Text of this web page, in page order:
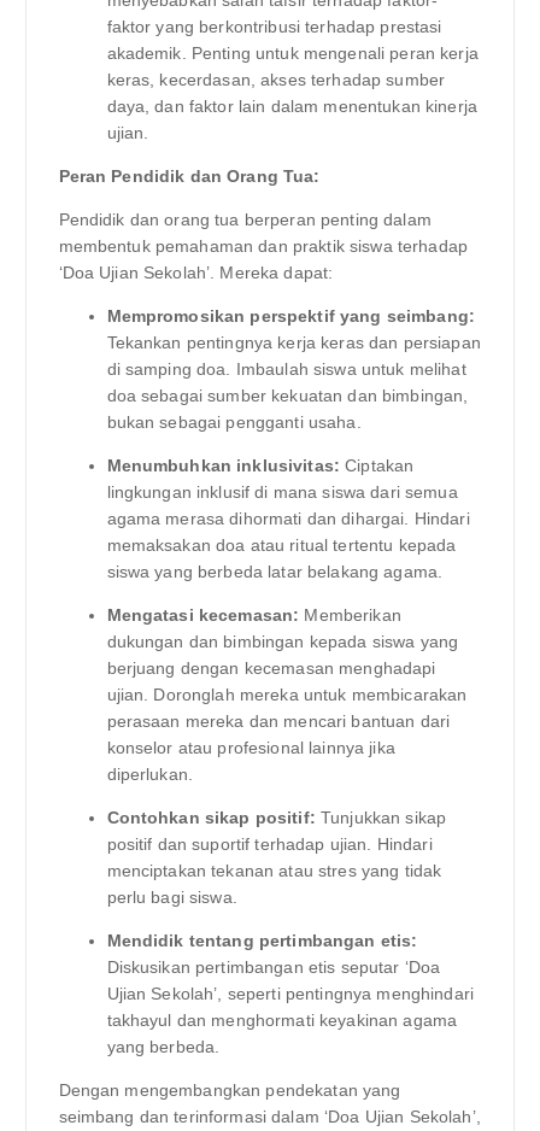
faktor yang berkontribusi terhadap prestasi
akademik. Penting untuk mengenali peran kerja
keras, kecerdasan, akses terhadap sumber
daya, dan faktor lain dalam menentukan kinerja
ujian.
Peran Pendidik dan Orang Tua:
Pendidik dan orang tua berperan penting dalam
membentuk pemahaman dan praktik siswa terhadap
‘Doa Ujian Sekolah’. Mereka dapat:
Mempromosikan perspektif yang seimbang:
Tekankan pentingnya kerja keras dan persiapan
di samping doa. Imbaulah siswa untuk melihat
doa sebagai sumber kekuatan dan bimbingan,
bukan sebagai pengganti usaha.
Menumbuhkan inklusivitas: Ciptakan
lingkungan inklusif di mana siswa dari semua
agama merasa dihormati dan dihargai. Hindari
memaksakan doa atau ritual tertentu kepada
siswa yang berbeda latar belakang agama.
Mengatasi kecemasan: Memberikan
dukungan dan bimbingan kepada siswa yang
berjuang dengan kecemasan menghadapi
ujian. Doronglah mereka untuk membicarakan
perasaan mereka dan mencari bantuan dari
konselor atau profesional lainnya jika
diperlukan.
Contohkan sikap positif: Tunjukkan sikap
positif dan suportif terhadap ujian. Hindari
menciptakan tekanan atau stres yang tidak
perlu bagi siswa.
Mendidik tentang pertimbangan etis:
Diskusikan pertimbangan etis seputar ‘Doa
Ujian Sekolah’, seperti pentingnya menghindari
takhayul dan menghormati keyakinan agama
yang berbeda.
Dengan mengembangkan pendekatan yang
seimbang dan terinformasi dalam ‘Doa Ujian Sekolah’,